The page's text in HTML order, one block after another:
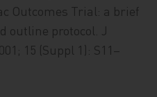
Outcomes Trial: a brief
outline protocol. J
15 (Suppl 1): S11–